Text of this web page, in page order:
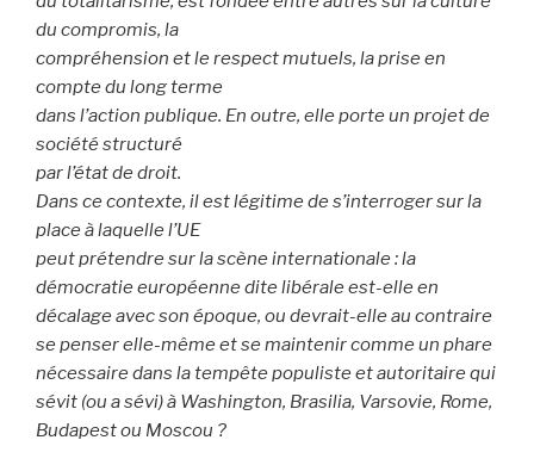
du compromis, la
compréhension et le respect mutuels, la prise en
compte du long terme
dans l’action publique. En outre, elle porte un projet de
société structuré
par l’état de droit.
Dans ce contexte, il est légitime de s’interroger sur la
place à laquelle l’UE
peut prétendre sur la scène internationale : la
démocratie européenne dite libérale est-elle en
décalage avec son époque, ou devrait-elle au contraire
se penser elle-même et se maintenir comme un phare
nécessaire dans la tempête populiste et autoritaire qui
sévit (ou a sévi) à Washington, Brasilia, Varsovie, Rome,
Budapest ou Moscou ?